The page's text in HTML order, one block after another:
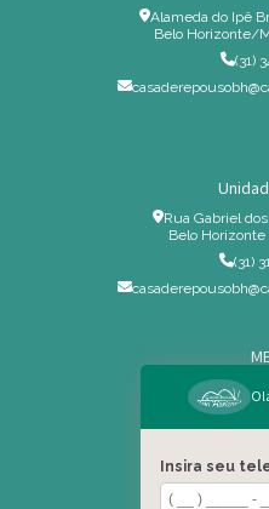
Alameda do Ipê
Belo Horizonte/
(31)
Rua Gabriel
Belo
(31)
Insira seu